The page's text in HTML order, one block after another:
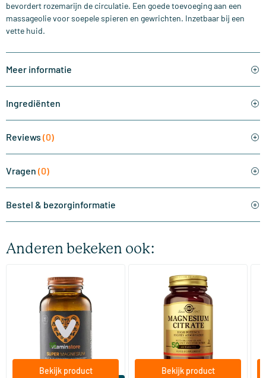
bevordert rozemarijn de circulatie. Een goede toevoeging aan een
massageolie voor soepele spieren en gewrichten. Inzetbaar bij een
vette huid.
Meer informatie
Ingrediënten
Reviews (0)
Vragen (0)
Bestel & bezorginformatie
Anderen bekeken ook:
(510)
Super Magnesium
60/​120 tabletten
Vitaminstore
95
Bekijk product
(287)
Magnesium Citrate
(Magnesium Citraat)
60/​120 tabletten
Solgar Vitamins
16.50
Bekijk product